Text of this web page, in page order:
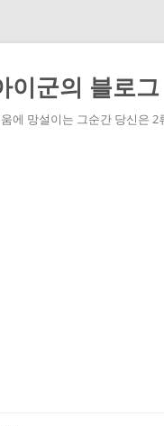
이군의 블로그
에 망설이는 그순간 당신은 2